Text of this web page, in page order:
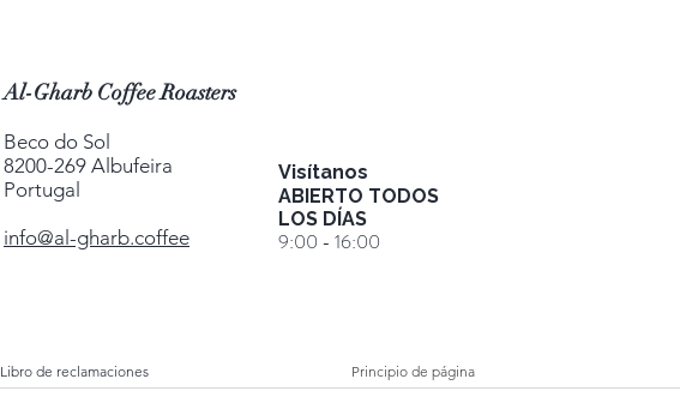
Al-Gharb Coffee Roasters
Beco do Sol
8200-269 Albufeira
Portugal
info@al-gharb.coffee
Visítanos
ABIERTO TODOS
LOS DÍAS
9:00 - 16:00
Libro de reclamaciones Principio de página